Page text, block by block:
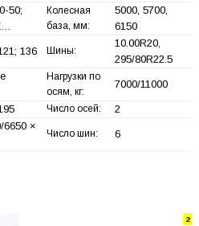
50;
Колесная
база, мм:
5000, 5700,
6150
136 Шины:
10.00R20,
295/80R22.5
Нагрузки по
осям, кг:
7000/11000
Число осей: 2
6650 ×
Число шин: 6
2